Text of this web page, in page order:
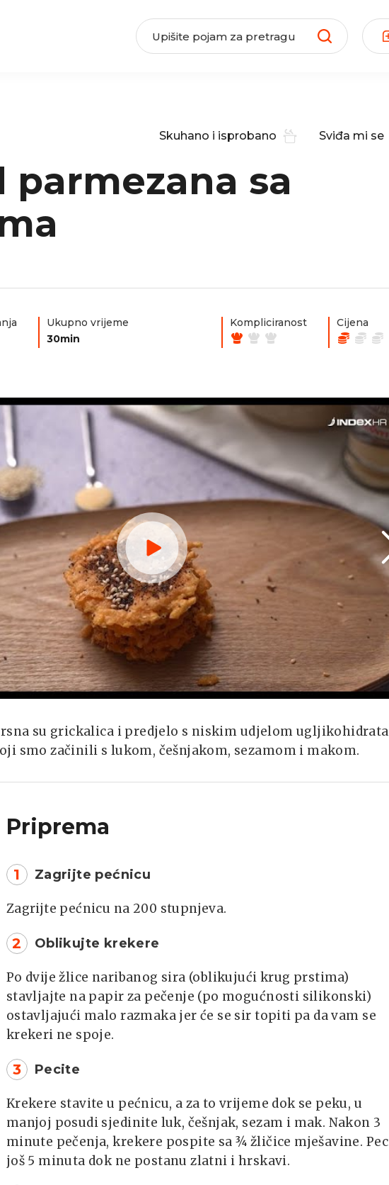
Skuhano i isprobano Sviđa mi se
parmezana sa
Ukupno vrijeme
30min
Kompliciranost Cijena
su grickalica i predjelo s niskim udjelom
smo začinili s lukom, češnjakom, sezamom i makom.
Priprema
1 Zagrijte pećnicu
Zagrijte pećnicu na 200 stupnjeva.
2 Oblikujte krekere
Po dvije žlice naribanog sira (oblikujući krug prstima)
stavljajte na papir za pečenje (po mogućnosti silikonski)
ostavljajući malo razmaka jer će se sir topiti pa da vam se
krekeri ne spoje.
3 Pecite
Krekere stavite u pećnicu, a za to vrijeme dok se peku, u
manjoj posudi sjedinite luk, češnjak, sezam i mak. Nakon 3
minute pečenja, krekere pospite sa ¾ žličice mješavine.
još 5 minuta dok ne postanu zlatni i hrskavi.